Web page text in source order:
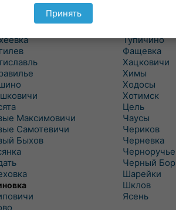
Максимовичи
Самотевичи
Быхов
Тупичино
Фащевка
Хацковичи
Химы
Ходосы
Хотимск
Цель
Чаусы
Чериков
Черневка
Черноручье
Черный Бор
Шарейки
Шклов
Ясень
Принять